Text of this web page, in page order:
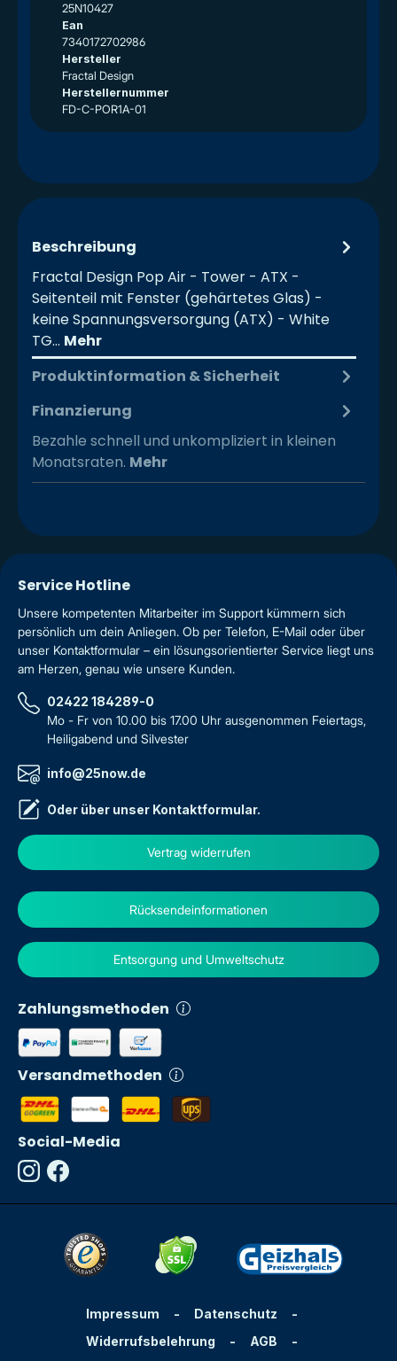
25N10427
Ean
7340172702986
Hersteller
Fractal Design
Herstellernummer
FD-C-POR1A-01
Beschreibung
Fractal Design Pop Air - Tower - ATX -
Seitenteil mit Fenster (gehärtetes Glas) -
keine Spannungsversorgung (ATX) - White
TG… Mehr
Produktinformation & Sicherheit
Finanzierung
Bezahle schnell und unkompliziert in kleinen
Monatsraten. Mehr
Service Hotline
Unsere kompetenten Mitarbeiter im Support kümmern sich
persönlich um dein Anliegen. Ob per Telefon, E-Mail oder über
unser Kontaktformular – ein lösungsorientierter Service liegt uns
am Herzen, genau wie unsere Kunden.
02422 184289-0
Mo - Fr von 10.00 bis 17.00 Uhr ausgenommen Feiertags,
Heiligabend und Silvester
info@25now.de
Oder über unser Kontaktformular.
Vertrag widerrufen
Zahlungsmethoden
Versandmethoden
Rücksendeinformationen
Entsorgung und Umweltschutz
Social-Media
Impressum - Datenschutz
-
Widerrufsbelehrung
- AGB -